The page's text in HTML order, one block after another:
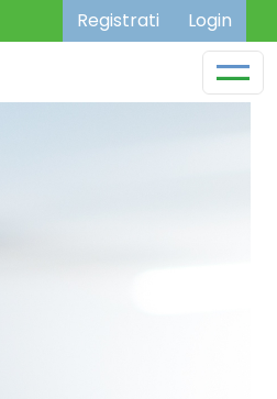
Registrati Login